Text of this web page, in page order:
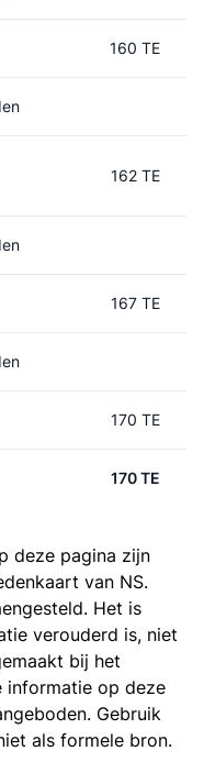
160 TE
162 TE
167 TE
170 TE
170 TE
deze pagina zijn
van NS.
Het is
verouderd is, niet
bij het
informatie op deze
Gebruik
als formele bron.